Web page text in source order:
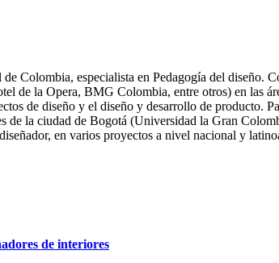
Colombia, especialista en Pedagogía del diseño.
de la Opera, BMG Colombia, entre otros) en las
de diseño y el diseño y desarrollo de
de la ciudad de Bogotá (Universidad la Gran
en varios proyectos a nivel nacional y
de interiores